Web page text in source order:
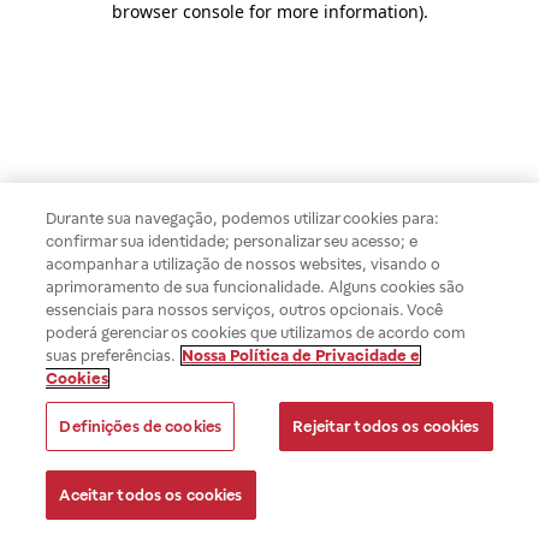
browser console for more information).
Durante sua navegação, podemos utilizar cookies para:
confirmar sua identidade; personalizar seu acesso; e
acompanhar a utilização de nossos websites, visando o
aprimoramento de sua funcionalidade. Alguns cookies são
essenciais para nossos serviços, outros opcionais. Você
poderá gerenciar os cookies que utilizamos de acordo com
suas preferências. Nossa Política de Privacidade e
Cookies
Definições de cookies Rejeitar todos os cookies
Aceitar todos os cookies